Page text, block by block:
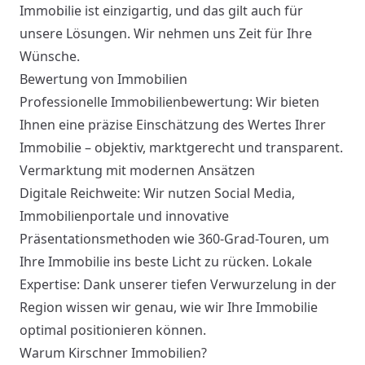
Immobilie ist einzigartig, und das gilt auch für
unsere Lösungen. Wir nehmen uns Zeit für Ihre
Wünsche.
Bewertung von Immobilien
Professionelle Immobilienbewertung: Wir bieten
Ihnen eine präzise Einschätzung des Wertes Ihrer
Immobilie – objektiv, marktgerecht und transparent.
Vermarktung mit modernen Ansätzen
Digitale Reichweite: Wir nutzen Social Media,
Immobilienportale und innovative
Präsentationsmethoden wie 360-Grad-Touren, um
Ihre Immobilie ins beste Licht zu rücken. Lokale
Expertise: Dank unserer tiefen Verwurzelung in der
Region wissen wir genau, wie wir Ihre Immobilie
optimal positionieren können.
Warum Kirschner Immobilien?